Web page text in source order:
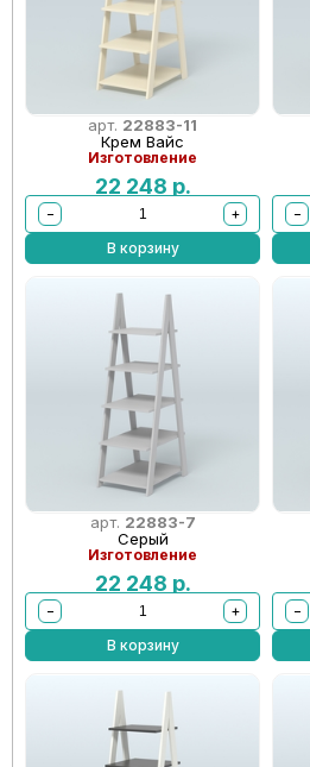
арт. 22883-11
Крем Вайс
Изготовление
22 248 р.
−
+
В корзину
−
арт. 22883-7
Серый
Изготовление
22 248 р.
−
+
В корзину
−